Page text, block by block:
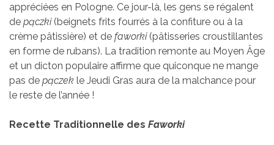
appréciées en Pologne. Ce jour-là, les gens se régalent
de pączki(beignets frits fourrés à la confiture ou à la
crème pâtissière) et de faworki(pâtisseries croustillantes
en forme de rubans). La tradition remonte au Moyen Âge
et un dicton populaire affirme que quiconque ne mange
pas de pączek le Jeudi Gras aura de la malchance pour
le reste de l’année !
Recette Traditionnelle des Faworki